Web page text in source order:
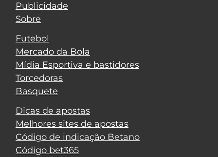
Publicidade
Sobre
Futebol
Mercado da Bola
Mídia Esportiva e bastidores
Torcedoras
Basquete
Dicas de apostas
Melhores sites de apostas
Código de indicação Betano
Código bet365